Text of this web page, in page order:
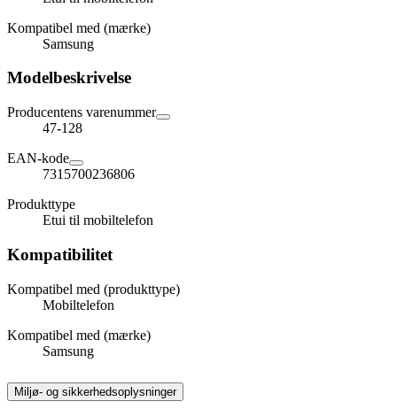
Kompatibel med (mærke)
Samsung
Modelbeskrivelse
Producentens varenummer
47-128
EAN-kode
7315700236806
Produkttype
Etui til mobiltelefon
Kompatibilitet
Kompatibel med (produkttype)
Mobiltelefon
Kompatibel med (mærke)
Samsung
Miljø- og sikkerhedsoplysninger